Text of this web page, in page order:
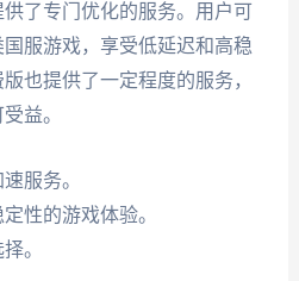
了专门优化的服务。用户可
服游戏，享受低延迟和高稳
也提供了一定程度的服务，
益。
服务。
性的游戏体验。
。